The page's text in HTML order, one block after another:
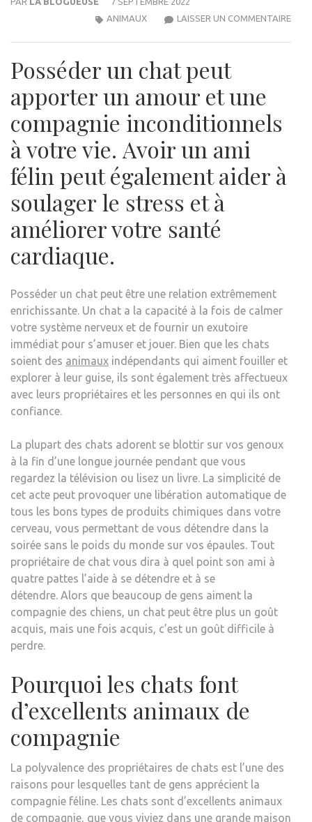
LAISSER UN COMMENTAIRELES
ANIMAUX
Posséder un chat peut
apporter un amour et une
compagnie inconditionnels
à votre vie. Avoir un ami
félin peut également aider à
soulager le stress et à
améliorer votre santé
cardiaque.
Posséder un chat peut être une relation extrêmement
enrichissante. Un chat a la capacité à la fois de calmer
votre système nerveux et de fournir un exutoire
immédiat pour s’amuser et jouer. Bien que les chats
soient des animaux indépendants qui aiment fouiller et
explorer à leur guise, ils sont également très affectueux
avec leurs propriétaires et les personnes en qui ils ont
confiance.
La plupart des chats adorent se blottir sur vos genoux
à la fin d’une longue journée pendant que vous
regardez la télévision ou lisez un livre. La simplicité de
cet acte peut provoquer une libération automatique de
tous les bons types de produits chimiques dans votre
cerveau, vous permettant de vous détendre dans la
soirée sans le poids du monde sur vos épaules. Tout
propriétaire de chat vous dira à quel point son ami à
quatre pattes l’aide à se détendre et à se
détendre. Alors que beaucoup de gens aiment la
compagnie des chiens, un chat peut être plus un goût
acquis, mais une fois acquis, c’est un goût difficile à
perdre.
Pourquoi les chats font
d’excellents animaux de
compagnie
La polyvalence des propriétaires de chats est l’une des
raisons pour lesquelles tant de gens apprécient la
compagnie féline. Les chats sont d’excellents animaux
de compagnie, que vous viviez dans une grande maison